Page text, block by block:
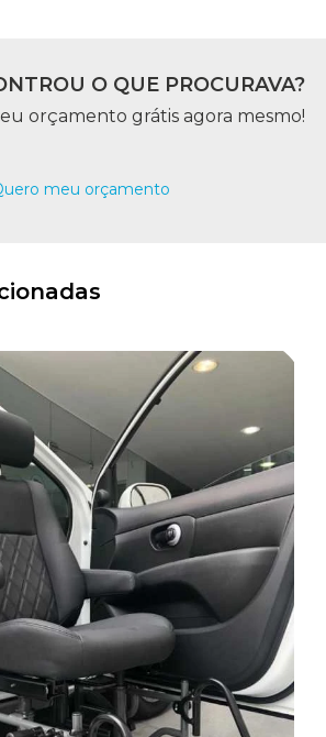
O QUE PROCURAVA?
orçamento grátis agora mesmo!
meu orçamento